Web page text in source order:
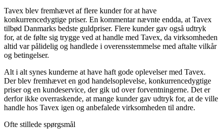
Tavex blev fremhævet af flere kunder for at have
konkurrencedygtige priser. En kommentar nævnte endda, at Tavex
tilbød Danmarks bedste guldpriser. Flere kunder gav også udtryk
for, at de følte sig trygge ved at handle med Tavex, da virksomheden
altid var pålidelig og handlede i overensstemmelse med aftalte vilkår
og betingelser.
Alt i alt synes kunderne at have haft gode oplevelser med Tavex.
Der blev fremhævet en god handelsoplevelse, konkurrencedygtige
priser og en kundeservice, der gik ud over forventningerne. Det er
derfor ikke overraskende, at mange kunder gav udtryk for, at de ville
handle hos Tavex igen og anbefalede virksomheden til andre.
Ofte stillede spørgsmål